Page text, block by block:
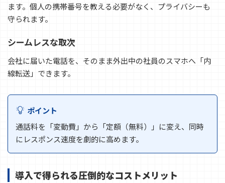
ます。個人の携帯番号を教える必要がなく、プライバシーも
守られます。
シームレスな取次
会社に届いた電話を、そのまま外出中の社員のスマホへ「内
線転送」できます。
ポイント
通話料を「変動費」から「定額（無料）」に変え、同時
にレスポンス速度を劇的に高めます。
導入で得られる圧倒的なコストメリット